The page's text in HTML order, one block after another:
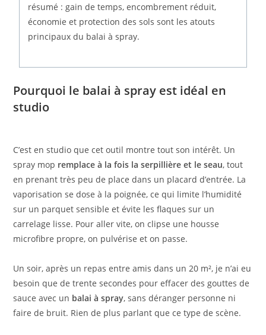
résumé : gain de temps, encombrement réduit,
économie et protection des sols sont les atouts
principaux du balai à spray.
Pourquoi le balai à spray est idéal en
studio
C’est en studio que cet outil montre tout son intérêt. Un
spray mop remplace à la fois la serpillière et le seau, tout
en prenant très peu de place dans un placard d’entrée. La
vaporisation se dose à la poignée, ce qui limite l’humidité
sur un parquet sensible et évite les flaques sur un
carrelage lisse. Pour aller vite, on clipse une housse
microfibre propre, on pulvérise et on passe.
Un soir, après un repas entre amis dans un 20 m², je n’ai eu
besoin que de trente secondes pour effacer des gouttes de
sauce avec un balai à spray, sans déranger personne ni
faire de bruit. Rien de plus parlant que ce type de scène.